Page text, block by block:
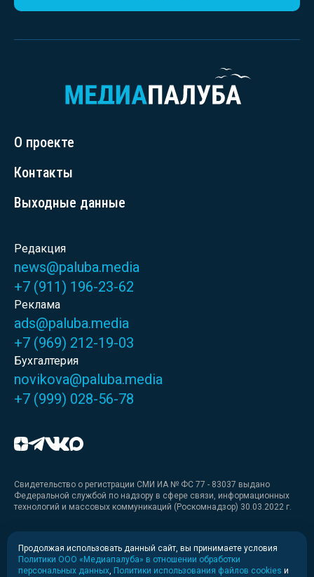
О проекте
Контакты
Выходные данные
Редакция
news@paluba.media
+7 (911) 196-23-62
Реклама
ads@paluba.media
+7 (969) 212-19-03
Бухгалтерия
novikova@paluba.media
+7 (999) 028-56-78
Свидетельство о регистрации СМИ ИА № ФС 77 - 83037 выдано
Федеральной службой по надзору в сфере связи, информационных
технологий и массовых коммуникаций (Роскомнадзор) 30.03.2022 г.
Медиакит
Медиакит для печати
Продолжая использовать данный сайт, вы принимаете условия
Политики ООО «Медиапалуба» в отношении обработки
персональных данных Политики использования файлов cookies и